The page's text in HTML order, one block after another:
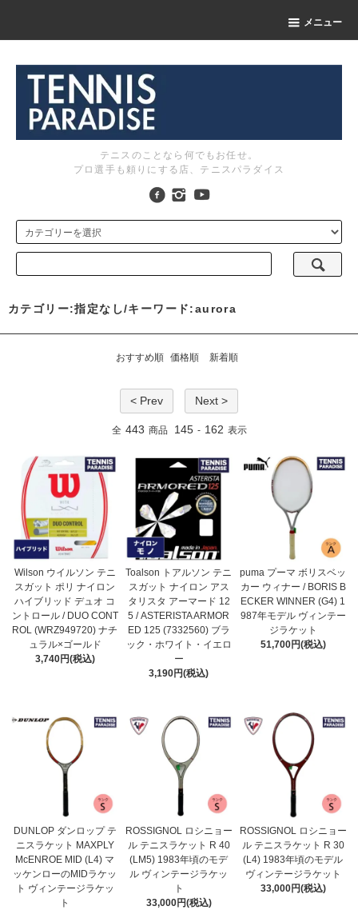
メニュー
テニスのことなら何でもお任せ。
プロ選手も頼りにする店、テニスパラダイス
カテゴリー:指定なし/キーワード:aurora
おすすめ順 価格順 新着順
< Prev Next >
全 443 商品 145 - 162 表示
Wilson ウイルソン テニ
スガット ポリ ナイロン
ハイブリッド デュオ コ
ントロール / DUO CONT
ROL (WRZ949720) ナチ
ュラル×ゴールド
3,740円(税込)
Toalson トアルソン テニ
スガット ナイロン アス
タリスタ アーマード 12
5 / ASTERISTA ARMOR
ED 125 (7332560) ブラ
ック・ホワイト・イエロ
ー
3,190円(税込)
puma プーマ ボリスベッ
カー ウィナー / BORIS B
ECKER WINNER (G4) 1
987年モデル ヴィンテー
ジラケット
51,700円(税込)
DUNLOP ダンロップ テ
ニスラケット MAXPLY
McENROE MID (L4) マ
ッケンローのMIDラケッ
ト ヴィンテージラケッ
ト
ROSSIGNOL ロシニョー
ル テニスラケット R 40
(LM5) 1983年頃のモデ
ル ヴィンテージラケッ
ト
33,000円(税込)
ROSSIGNOL ロシニョー
ル テニスラケット R 30
(L4) 1983年頃のモデル
ヴィンテージラケット
33,000円(税込)